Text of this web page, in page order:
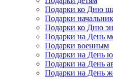
Подарки ко Дню
Подарки
Подарки ко Дню
Подарки на День
Подарки военным
Подарки на День
Подарки на День
Подарки на День